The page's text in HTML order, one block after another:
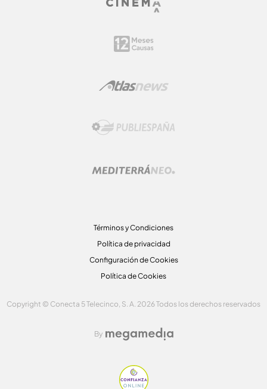
Términos y Condiciones
Política de privacidad
Configuración de Cookies
Política de Cookies
Copyright © Conecta 5 Telecinco, S. A. 2026 Todos los derechos reservados
By